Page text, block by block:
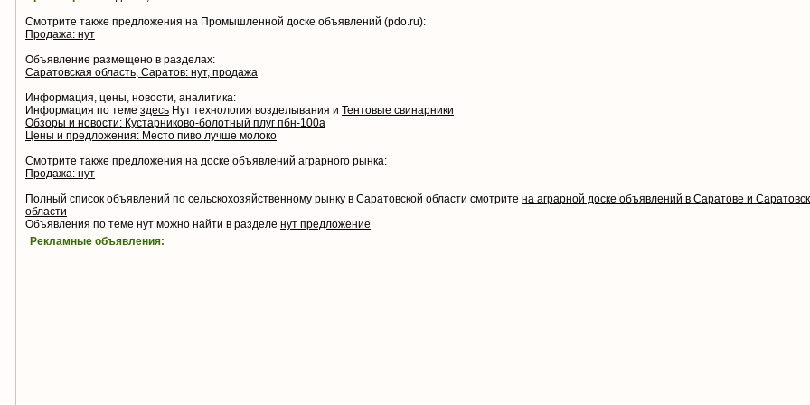
Смотрите также предложения на Промышленной доске объявлений (pdo.ru):
Продажа: нут
Объявление размещено в разделах:
Саратовская область, Саратов: нут, продажа
Информация, цены, новости, аналитика:
Информация по теме здесь Нут технология возделывания и Тентовые свинарники
Обзоры и новости: Кустарниково-болотный плуг пбн-100а
Цены и предложения: Место пиво лучше молоко
Смотрите также предложения на доске объявлений аграрного рынка:
Продажа: нут
Полный список объявлений по сельскохозяйственному рынку в Саратовской области смотрите на аграрной доске объявлений в Саратове и
области
Объявления по теме нут можно найти в разделе нут предложение
Рекламные объявления: